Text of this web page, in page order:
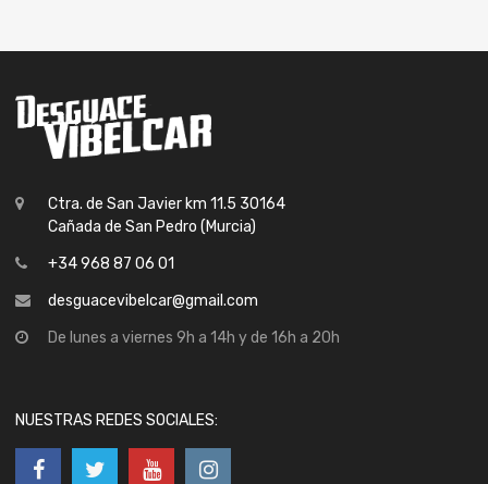
Ctra. de San Javier km 11.5 30164
Cañada de San Pedro (Murcia)
+34 968 87 06 01
desguacevibelcar@gmail.com
De lunes a viernes 9h a 14h y de 16h a 20h
NUESTRAS REDES SOCIALES: